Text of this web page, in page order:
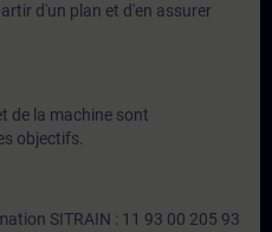
d'un plan et d'en assurer
de la machine sont
objectifs.
SITRAIN : 11 93 00 205 93